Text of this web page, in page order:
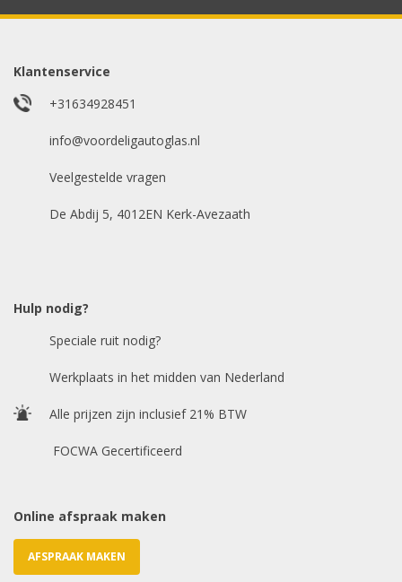
whatsappje met foto van de ruit en uw auto
Uw merk auto
Bouwjaar
E-mailadres *
Klantenservice
+31634928451
info@voordeligautoglas.nl
Veelgestelde vragen
De Abdij 5, 4012EN Kerk-Avezaath
Hulp nodig?
Speciale ruit nodig?
Werkplaats in het midden van Nederland
Alle prijzen zijn inclusief 21% BTW
FOCWA Gecertificeerd
Online afspraak maken
AFSPRAAK MAKEN